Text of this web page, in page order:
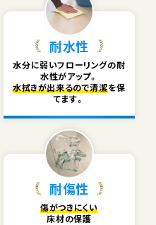
耐水性
水分に弱いフローリングの耐
水性がアップ。
水拭きが出来るので清潔を保
てます。
耐傷性
傷がつきにくい
床材の保護